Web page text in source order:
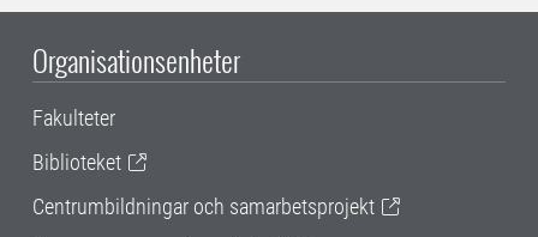
Organisationsenheter
Fakulteter
Biblioteket
Centrumbildningar och samarbetsprojekt